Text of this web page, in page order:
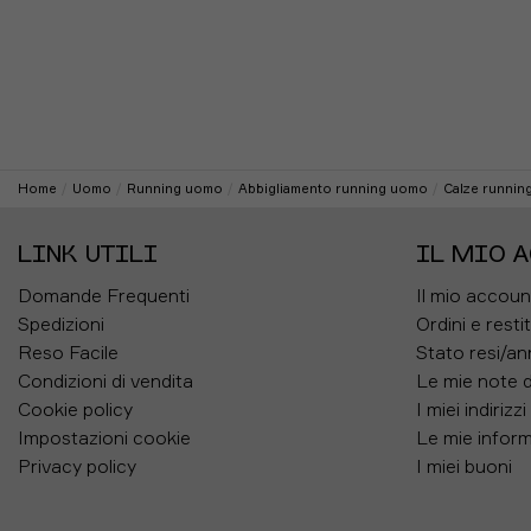
RUNNING UOMO
IN SALDO -35%
FLURRY - SCARPE RUNNING
IN SALDO
Home Uomo Running uomo Abbigliamento running uomo Calze
LINK UTILI
Domande Frequenti
Spedizioni
Reso Facile
Condizioni di vendita
Cookie policy
Impostazioni cookie
Privacy policy
IL MIO
Il mio
Ordini e
Stato resi/
Le mie note
I miei indirizzi
Le mie
I miei buoni